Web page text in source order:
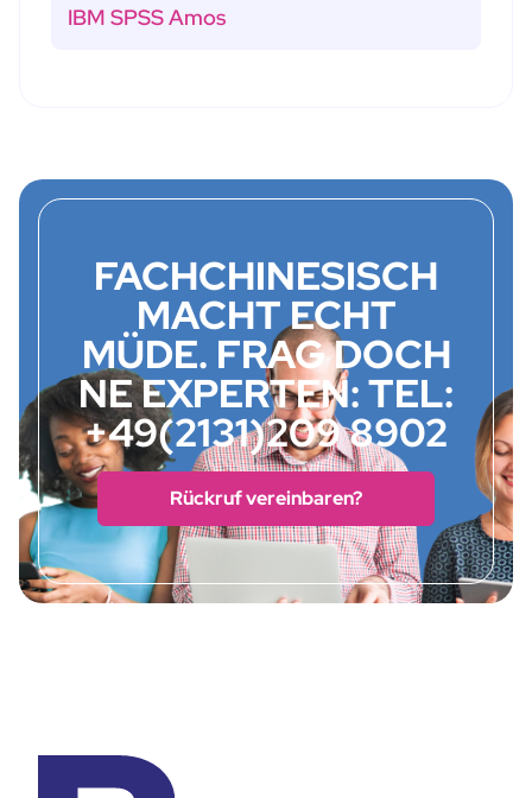
IBM SPSS Amos
FACHCHINESISCH
MACHT ECHT
MÜDE. FRAG DOCH
NE EXPERTEN: TEL:
+49(2131)209 8902
Rückruf vereinbaren?